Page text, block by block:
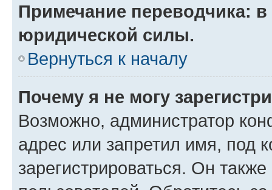
Примечание переводчика:
юридической силы.
Вернуться к началу
Почему я не могу
Возможно, администратор
адрес или запретил имя, под
зарегистрироваться. Он